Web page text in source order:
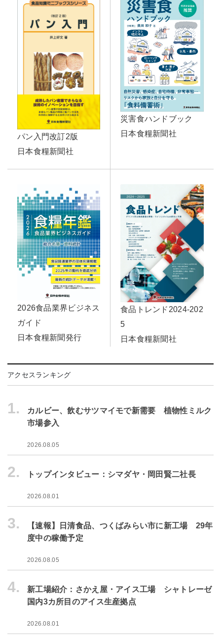
パン入門改訂2版
日本食糧新聞社
災害食ハンドブック
日本食糧新聞社
2026食品業界ビジネス
ガイド
日本食糧新聞発行
食品トレンド2024-202
5
日本食糧新聞社
アクセスランキング
1.
カルビー、飲むサツマイモで新需要 植物性ミルク
市場参入
2026.08.05
2. トップインタビュー：シマダヤ・岡田賢二社長
2026.08.01
3.
【速報】日清食品、つくばみらい市に新工場 29年
度中の稼働予定
2026.08.05
4.
新工場紹介：さかえ屋・アイス工場 シャトレーゼ
国内3カ所目のアイス生産拠点
2026.08.01